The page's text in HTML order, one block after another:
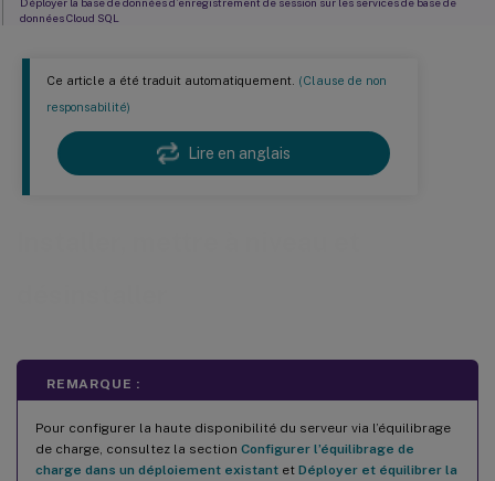
Ce article a été traduit automatiquement. (Clause de non
responsabilité)
Lire en anglais
REMARQUE :
Pour configurer la haute disponibilité du serveur via l’équilibrage
de charge, consultez la section Configurer l’équilibrage de
charge dans un déploiement existant et Déployer et équilibrer la
données Cloud SQL
Intégrer à Citrix Analytics for Security